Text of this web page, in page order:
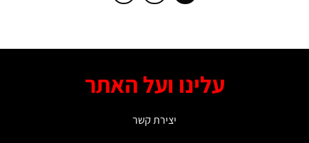
עלינו ועל האתר
יצירת קשר